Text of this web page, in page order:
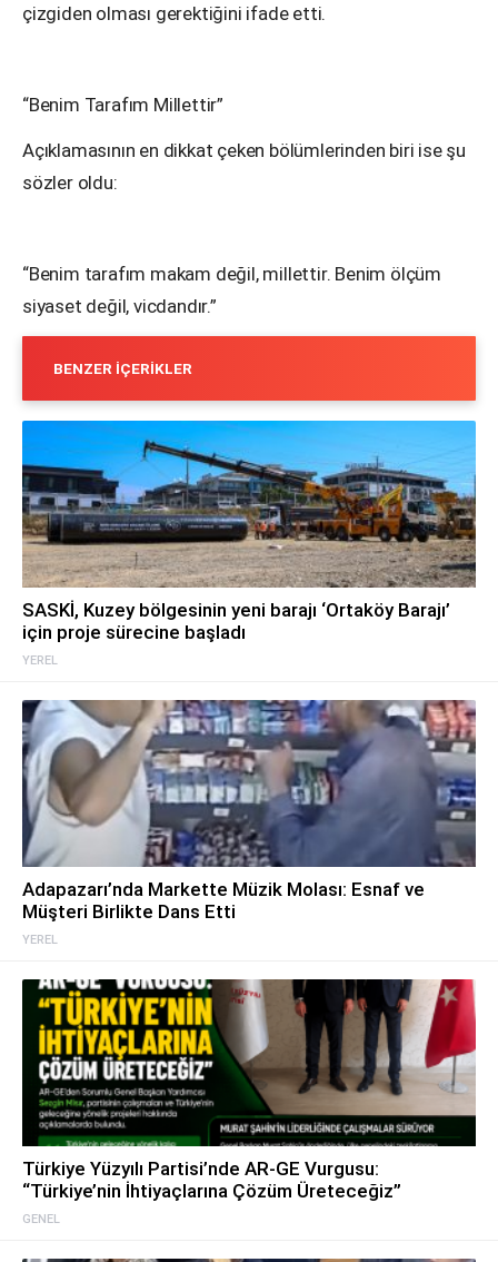
çizgiden olması gerektiğini ifade etti.
“Benim Tarafım Millettir”
Açıklamasının en dikkat çeken bölümlerinden biri ise şu
sözler oldu:
“Benim tarafım makam değil, millettir. Benim ölçüm
siyaset değil, vicdandır.”
BENZER İÇERIKLER
YEREL
SASKİ, Kuzey bölgesinin yeni barajı ‘Ortaköy Barajı’
için proje sürecine başladı
YEREL
Adapazarı’nda Markette Müzik Molası: Esnaf ve
Müşteri Birlikte Dans Etti
GENEL
Türkiye Yüzyılı Partisi’nde AR-GE Vurgusu:
“Türkiye’nin İhtiyaçlarına Çözüm Üreteceğiz”